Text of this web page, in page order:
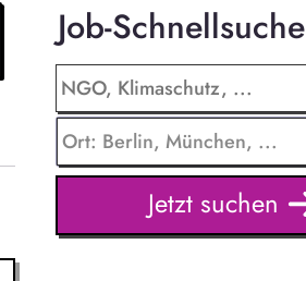
Job-Schnellsuche
Jetzt suchen